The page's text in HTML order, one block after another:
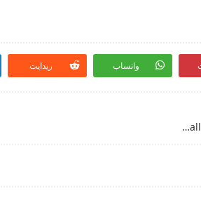
واتساب ريدايت
عملاق إزالة كافة البرامج من جذورها Total Uninstall Pro 6.20.1.475